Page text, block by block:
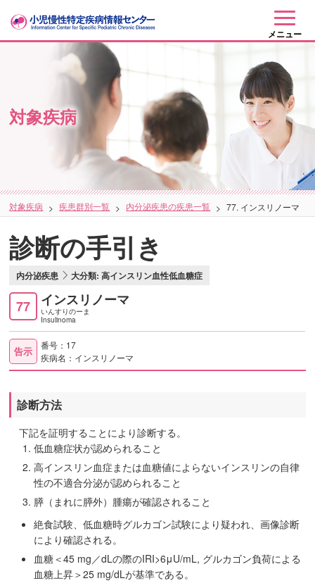
メニュー
対象疾病
対象疾病 疾患群別一覧 内分泌疾患の疾患一覧 77. インスリノーマ
診断の手引き
内分泌疾患 大分類: 高インスリン血性低血糖症
77 インスリノーマ
いんすりのーま
Insulinoma
告示
番号：17
疾病名：インスリノーマ
診断方法
下記を証明することにより診断する。
低血糖症状が認められること
高インスリン血症または血糖値によらないインスリンの自律
性の不適合分泌が認められること
膵（まれに膵外）腫瘍が確認されること
絶食試験、低血糖時グルカゴン試験により疑われ、画像診断
により確認される。
血糖＜45 mg／dLの際のIRI>6μU/mL, グルカゴン負荷による
血糖上昇＞25 mg/dLが基準である。